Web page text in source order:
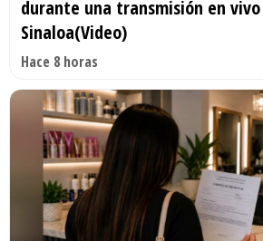
durante una transmisión en
Sinaloa(Video)
Hace 8 horas